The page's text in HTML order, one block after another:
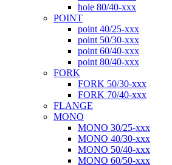
hole 80/40-xxx
POINT
point 40/25-xxx
point 50/30-xxx
point 60/40-xxx
point 80/40-xxx
FORK
FORK 50/30-xxx
FORK 70/40-xxx
FLANGE
MONO
MONO 30/25-xxx
MONO 40/30-xxx
MONO 50/40-xxx
MONO 60/50-xxx